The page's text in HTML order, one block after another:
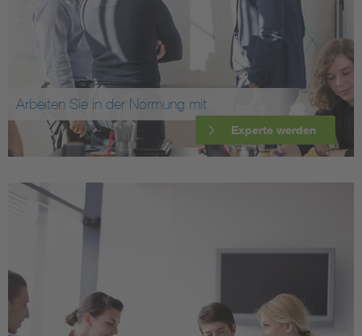
Arbeiten Sie in der Normung mit
Experte werden